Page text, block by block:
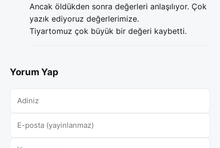
Ancak öldükden sonra değerleri anlaşılıyor. Çok
yazık ediyoruz değerlerimize.
Tiyartomuz çok büyük bir değeri kaybetti.
Yorum Yap